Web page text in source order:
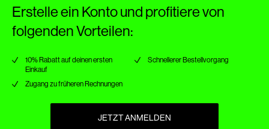
Erstelle ein Konto und profitiere von
folgenden Vorteilen:
10% Rabatt auf deinen ersten
Einkauf
Schnellerer Bestellvorgang
Zugang zu früheren Rechnungen
JETZT ANMELDEN